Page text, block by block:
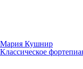
Мария Кушнир
Классическое